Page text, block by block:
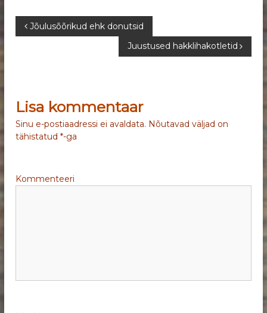
N
i
g
e
Jõulusõõrikud ehk donutsid
Juustused hakklihakotletid
Lisa kommentaar
Sinu e-postiaadressi ei avaldata. Nõutavad väljad on
tähistatud*-ga
Kommenteeri